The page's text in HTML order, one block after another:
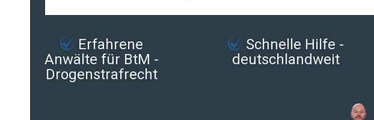
Erfahrene
Anwälte für BtM -
Drogenstrafrecht
Schnelle Hilfe -
deutschlandweit